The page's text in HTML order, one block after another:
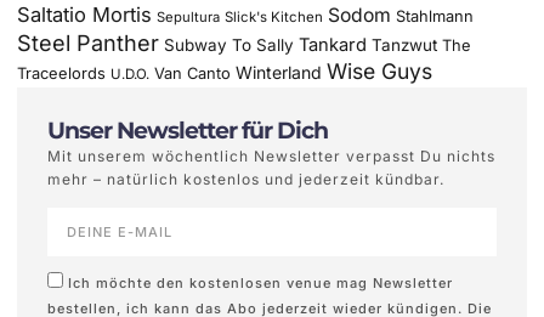
Saltatio Mortis Sepultura Slick's Kitchen Sodom Stahlmann
Steel Panther Subway To Sally Tankard Tanzwut The
Traceelords U.D.O. Van Canto Winterland Wise Guys
Unser Newsletter für Dich
Mit unserem wöchentlich Newsletter verpasst Du nichts
mehr – natürlich kostenlos und jederzeit kündbar.
Ich möchte den kostenlosen venue mag Newsletter
bestellen, ich kann das Abo jederzeit wieder kündigen. Die